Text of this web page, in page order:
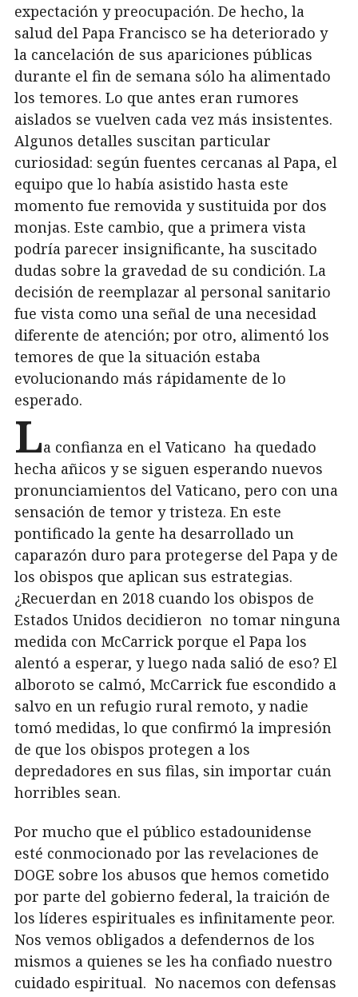
expectación y preocupación. De hecho, la
salud del Papa Francisco se ha deteriorado y
la cancelación de sus apariciones públicas
durante el fin de semana sólo ha alimentado
los temores. Lo que antes eran rumores
aislados se vuelven cada vez más insistentes.
Algunos detalles suscitan particular
curiosidad: según fuentes cercanas al Papa, el
equipo que lo había asistido hasta este
momento fue removida y sustituida por dos
monjas. Este cambio, que a primera vista
podría parecer insignificante, ha suscitado
dudas sobre la gravedad de su condición. La
decisión de reemplazar al personal sanitario
fue vista como una señal de una necesidad
diferente de atención; por otro, alimentó los
temores de que la situación estaba
evolucionando más rápidamente de lo
esperado.
La confianza en el Vaticano ha quedado
hecha añicos y se siguen esperando nuevos
pronunciamientos del Vaticano, pero con una
sensación de temor y tristeza. En este
pontificado la gente ha desarrollado un
caparazón duro para protegerse del Papa y de
los obispos que aplican sus estrategias.
¿Recuerdan en 2018 cuando los obispos de
Estados Unidos decidieron no tomar ninguna
medida con McCarrick porque el Papa los
alentó a esperar, y luego nada salió de eso? El
alboroto se calmó, McCarrick fue escondido a
salvo en un refugio rural remoto, y nadie
tomó medidas, lo que confirmó la impresión
de que los obispos protegen a los
depredadores en sus filas, sin importar cuán
horribles sean.
Por mucho que el público estadounidense
esté conmocionado por las revelaciones de
DOGE sobre los abusos que hemos cometido
por parte del gobierno federal, la traición de
los líderes espirituales es infinitamente peor.
Nos vemos obligados a defendernos de los
mismos a quienes se les ha confiado nuestro
cuidado espiritual. No nacemos con defensas